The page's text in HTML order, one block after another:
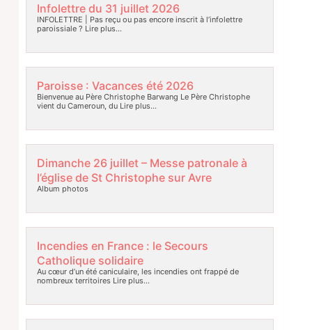
Infolettre du 31 juillet 2026
INFOLETTRE | Pas reçu ou pas encore inscrit à l’infolettre
paroissiale ? Lire plus…
Paroisse : Vacances été 2026
Bienvenue au Père Christophe Barwang Le Père Christophe
vient du Cameroun, duLire plus…
Dimanche 26 juillet – Messe patronale à
l’église de St Christophe sur Avre
Album photos
Incendies en France : le Secours
Catholique solidaire
Au cœur d’un été caniculaire, les incendies ont frappé de
nombreux territoires Lire plus…